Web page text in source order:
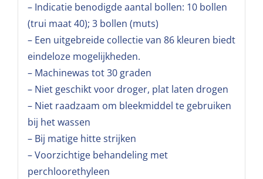
– Indicatie benodigde aantal bollen: 10 bollen
(trui maat 40); 3 bollen (muts)
– Een uitgebreide collectie van 86 kleuren biedt
eindeloze mogelijkheden.
– Machinewas tot 30 graden
– Niet geschikt voor droger, plat laten drogen
– Niet raadzaam om bleekmiddel te gebruiken
bij het wassen
– Bij matige hitte strijken
– Voorzichtige behandeling met
perchloorethyleen